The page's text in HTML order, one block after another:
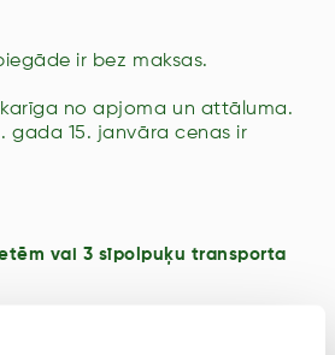
ir bez maksas.
no apjoma un attāluma.
gada 15. janvāra cenas ir
vai 3 sīpolpuķu transporta